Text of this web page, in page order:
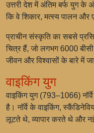
उत्तरी देश में अंतिम बर्फ युग के
कि वे शिकार, मत्स्य पालन
प्राचीन संस्कृति का सबसे
चित्र हैं, जो लगभग 6000
जीवन और विश्वासों के बारे में
वाइकिंग युग
वाइकिंग युग (793–1066)
है। नॉर्वे के वाइकिंग,
लूटते थे, व्यापार करते थे और